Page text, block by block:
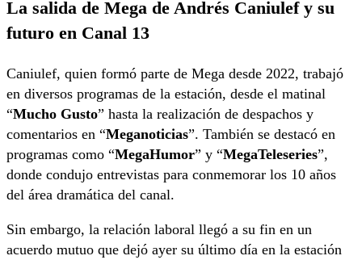
La salida de Mega de Andrés Caniulef y su
futuro en Canal 13
Caniulef, quien formó parte de Mega desde 2022, trabajó
en diversos programas de la estación, desde el matinal
“Mucho Gusto” hasta la realización de despachos y
comentarios en “Meganoticias”. También se destacó en
programas como “MegaHumor” y “MegaTeleseries”,
donde condujo entrevistas para conmemorar los 10 años
del área dramática del canal.
Sin embargo, la relación laboral llegó a su fin en un
acuerdo mutuo que dejó ayer su último día en la estación